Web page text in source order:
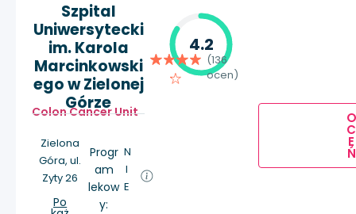
Szpital
Uniwersytecki
im. Karola
Marcinkowski
ego w Zielonej
Górze
Colon Cancer Unit
Zielona
Góra, ul.
Zyty 26
Po
Progr
am
lekow
y:
N
I
E
4.2
(136
ocen)
O
C
E
Ń